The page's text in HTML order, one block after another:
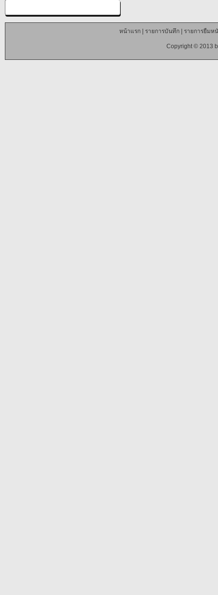
หน้าแรก| รายการบันทึก| รายการยืมห
Copyright © 2013